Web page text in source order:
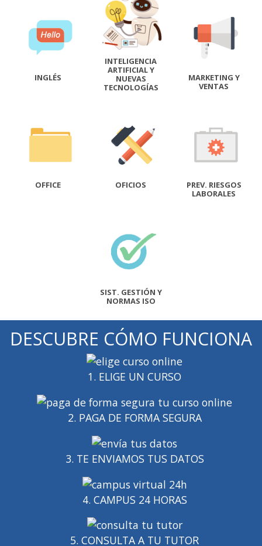
INGLÉS
INTELIGENCIA
ARTIFICIAL Y
NUEVAS
TECNOLOGÍAS
MARKETING Y
VENTAS
OFFICE OFICIOS
PREV. RIESGOS
LABORALES
SIST. GESTIÓN Y
NORMAS ISO
DESCUBRE CÓMO FUNCIONA
1. ELIGE UN CURSO
2. PAGA DE FORMA SEGURA
3. TE ENVIAMOS TUS DATOS
4. CAMPUS 24 HORAS
5. CONSULTA A TU TUTOR